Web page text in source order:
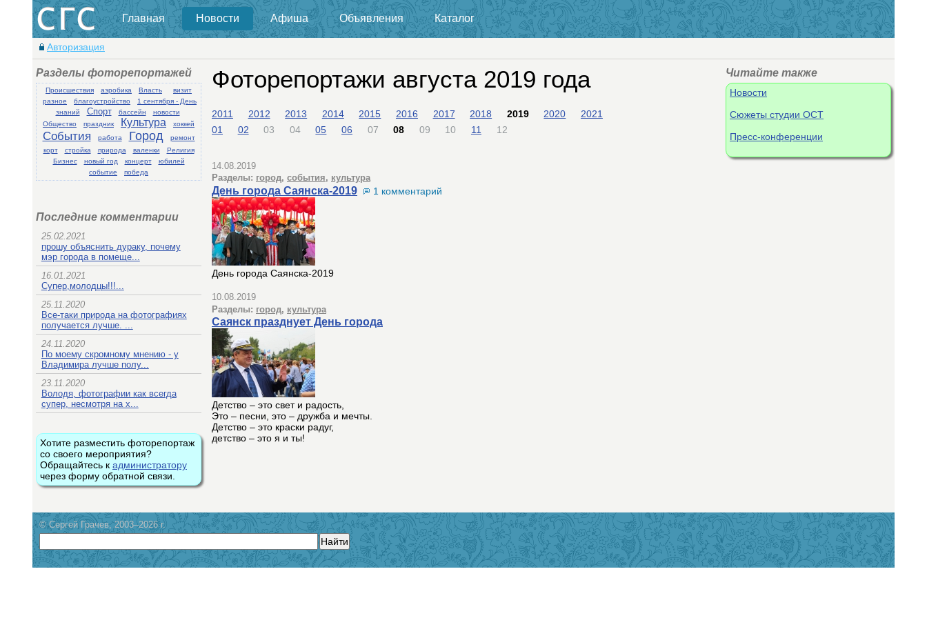
Главная Новости Афиша Объявления Каталог
Авторизация
Разделы фоторепортажей
Происшествия аэробика Власть
визит
разное
благоустройство
1 сентября - День
знаний
Спорт бассейн
новости
Общество
праздник Культура хоккей
События работа Город
ремонт
корт
стройка природа валенки
Религия
Бизнес
новый год концерт
юбилей
событие
победа
Последние комментарии
25.02.2021
прошу объяснить дураку, почему
мэр города в помеще...
16.01.2021
Супер,молодцы!!!...
25.11.2020
Все-таки природа на фотографиях
получается лучше. ...
24.11.2020
По моему скромному мнению - у
Владимира лучше полу...
23.11.2020
Володя, фотографии как всегда
супер, несмотря на х...
Хотите разместить фоторепортаж
со своего мероприятия?
Обращайтесь к администратору
через форму обратной связи.
Читайте также
Новости
Сюжеты студии ОСТ
Пресс-конференции
Фоторепортажи августа 2019 года
2011 2012 2013 2014 2015 2016 2017 2018 2019 2020
2021
01
02 03 04 05 06 07 08 09 10 11 12
14.08.2019
Разделы: город, события, культура
День города Саянска-2019 1 комментарий
День города Саянска-2019
10.08.2019
Разделы: город, культура
Саянск празднует День города
Детство – это свет и радость,
Это – песни, это – дружба и мечты.
Детство – это краски радуг,
детство – это я и ты!
© Сергей Грачев, 2003–2026 г.
Найти